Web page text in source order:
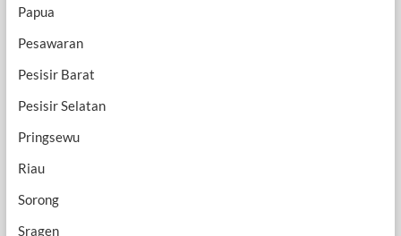
Papua
Pesawaran
Pesisir Barat
Pesisir Selatan
Pringsewu
Riau
Sorong
Sragen